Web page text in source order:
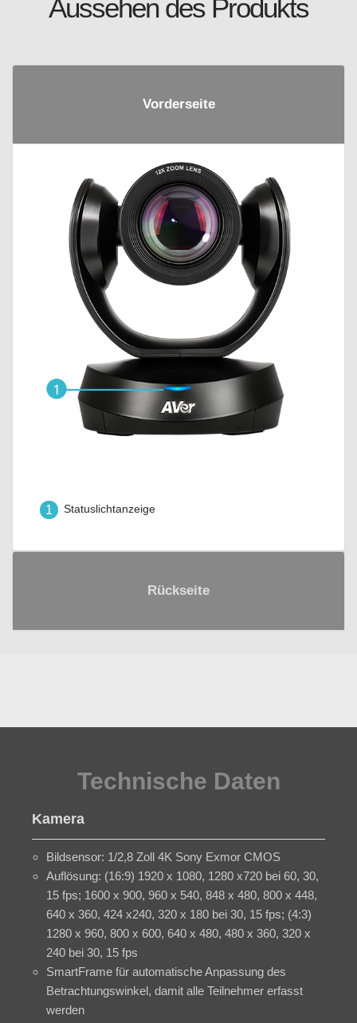
Aussehen des Produkts
Vorderseite
1 Statuslichtanzeige
Rückseite
Technische Daten
Kamera
Bildsensor: 1/2,8 Zoll 4K Sony Exmor CMOS
Auflösung: (16:9) 1920 x 1080, 1280 x720 bei 60, 30,
15 fps; 1600 x 900, 960 x 540, 848 x 480, 800 x 448,
640 x 360, 424 x240, 320 x 180 bei 30, 15 fps; (4:3)
1280 x 960, 800 x 600, 640 x 480, 480 x 360, 320 x
240 bei 30, 15 fps
SmartFrame für automatische Anpassung des
Betrachtungswinkel, damit alle Teilnehmer erfasst
werden